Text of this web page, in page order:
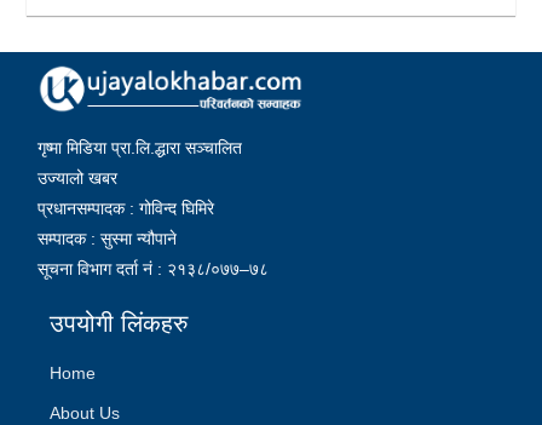
गृष्मा मिडिया प्रा.लि.द्धारा सञ्चालित
उज्यालो खबर
प्रधानसम्पादक : गोविन्द घिमिरे
सम्पादक : सुस्मा न्यौपाने
सूचना विभाग दर्ता नं : २१३८/०७७–७८
उपयोगी लिंकहरु
Home
About Us